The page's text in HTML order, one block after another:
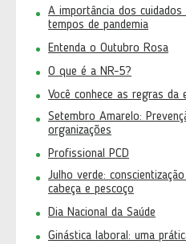
A importância dos
tempos de pandemia
Entenda o Outubro Rosa
O que é a NR-5?
Você conhece as regras da
Setembro Amarelo:
organizações
Profissional PCD
Julho verde:
cabeça e pescoço
Dia Nacional da Saúde
Ginástica laboral: uma